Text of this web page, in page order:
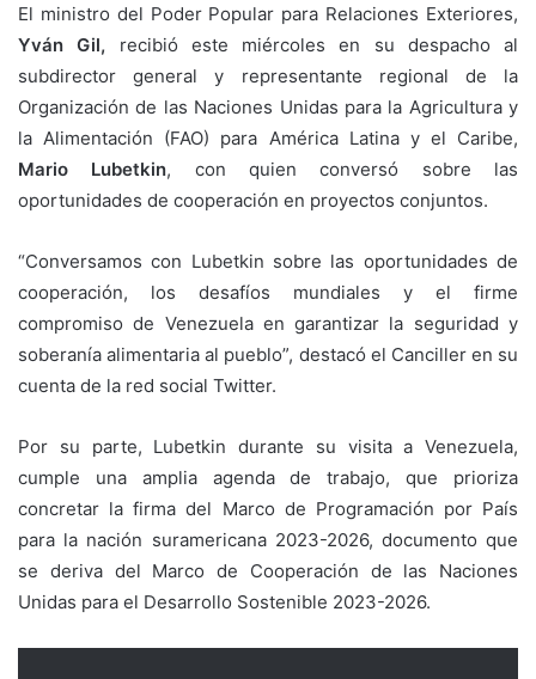
El ministro del Poder Popular para Relaciones Exteriores,
Yván Gil, recibió este miércoles en su despacho al
subdirector general y representante regional de la
Organización de las Naciones Unidas para la Agricultura y
la Alimentación (FAO) para América Latina y el Caribe,
Mario Lubetkin, con quien conversó sobre las
oportunidades de cooperación en proyectos conjuntos.
“Conversamos con Lubetkin sobre las oportunidades de
cooperación, los desafíos mundiales y el firme
compromiso de Venezuela en garantizar la seguridad y
soberanía alimentaria al pueblo”, destacó el Canciller en su
cuenta de la red social Twitter.
Por su parte, Lubetkin durante su visita a Venezuela,
cumple una amplia agenda de trabajo, que prioriza
concretar la firma del Marco de Programación por País
para la nación suramericana 2023-2026, documento que
se deriva del Marco de Cooperación de las Naciones
Unidas para el Desarrollo Sostenible 2023-2026.